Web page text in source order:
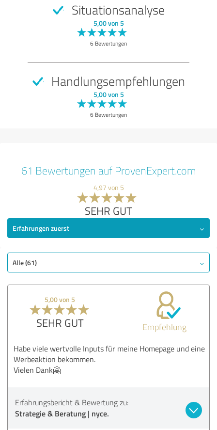
Situationsanalyse
5,00 von 5
6 Bewertungen
Handlungsempfehlungen
5,00 von 5
6 Bewertungen
61 Bewertungen auf ProvenExpert.com
4,97 von 5
SEHR GUT
Erfahrungen zuerst
Alle (61)
5,00 von 5
SEHR GUT Empfehlung
Habe viele wertvolle Inputs für meine Homepage und eine
Werbeaktion bekommen.
Vielen Dank🤗
Erfahrungsbericht & Bewertung zu:
Strategie & Beratung | nyce.